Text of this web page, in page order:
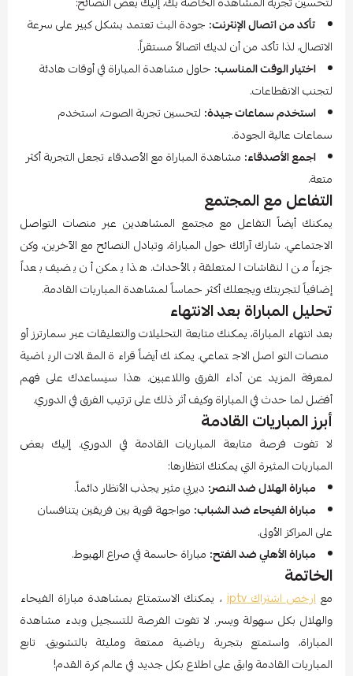
تأكد من اتصال الإنترنت: جودة البث تعتمد بشكل كبير على سرعة
الاتصال، لذا تأكد من أن لديك اتصالاً مستقراً.
اختيار الوقت المناسب: حاول مشاهدة المباراة في أوقات هادئة
لتجنب الانقطاعات.
استخدم سماعات جيدة: لتحسين تجربة الصوت، استخدم
سماعات عالية الجودة.
اجمع الأصدقاء: مشاهدة المباراة مع الأصدقاء تجعل التجربة أكثر
متعة.
التفاعل مع المجتمع
يمكنك أيضاً التفاعل مع مجتمع المشاهدين عبر منصات التواصل
الاجتماعي. شارك آرائك حول المباراة، وتبادل النصائح مع الآخرين، وكن
جزءاً من النقاشات المتعلقة بالأحداث. هذا يمكن أن يضيف بعداً
إضافياً لتجربتك ويجعلك أكثر حماساً لمشاهدة المباريات القادمة.
تحليل المباراة بعد الانتهاء
بعد انتهاء المباراة، يمكنك متابعة التحليلات والتعليقات عبر سمارترز أو
منصات التواصل الاجتماعي. يمكنك أيضاً قراءة المقالات الرياضية
لمعرفة المزيد عن أداء الفرق واللاعبين. هذا سيساعدك على فهم
أفضل لما حدث في المباراة وكيف أثر ذلك على ترتيب الفرق في الدوري.
أبرز المباريات القادمة
لا تفوت فرصة متابعة المباريات القادمة في الدوري. إليك بعض
المباريات المثيرة التي يمكنك انتظارها:
مباراة الهلال ضد النصر: ديربي مثير يجذب الأنظار دائماً.
مباراة الفيحاء ضد الشباب: مواجهة قوية بين فريقين يتنافسان
على المراكز الأولى.
مباراة الأهلي ضد الفتح: مباراة حاسمة في صراع الهبوط.
الخاتمة
معارخص اشتراك iptv
، يمكنك الاستمتاع بمشاهدة مباراة الفيحاء
والهلال بكل سهولة ويسر. لا تفوت الفرصة للتسجيل وبدء مشاهدة
المباراة، واستمتع بتجربة رياضية ممتعة ومليئة بالتشويق. تابع
المباريات القادمة وابقَ على اطلاع بكل جديد في عالم كرة القدم!